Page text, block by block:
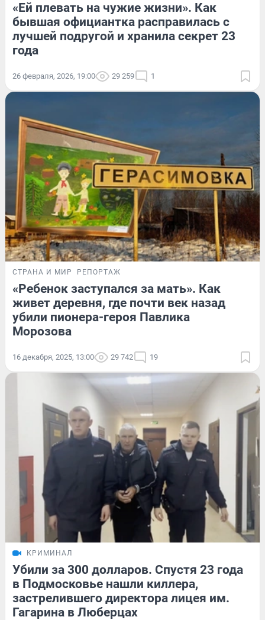
«Ей плевать на чужие жизни». Как
бывшая официантка расправилась с
лучшей подругой и хранила секрет 23
года
26 февраля, 2026, 19:00 29 259 1
СТРАНА И МИР РЕПОРТАЖ
«Ребенок заступался за мать». Как
живет деревня, где почти век назад
убили пионера-героя Павлика
Морозова
16 декабря, 2025, 13:00 29 742 19
КРИМИНАЛ
Убили за 300 долларов. Спустя 23 года
в Подмосковье нашли киллера,
застрелившего директора лицея им.
Гагарина в Люберцах